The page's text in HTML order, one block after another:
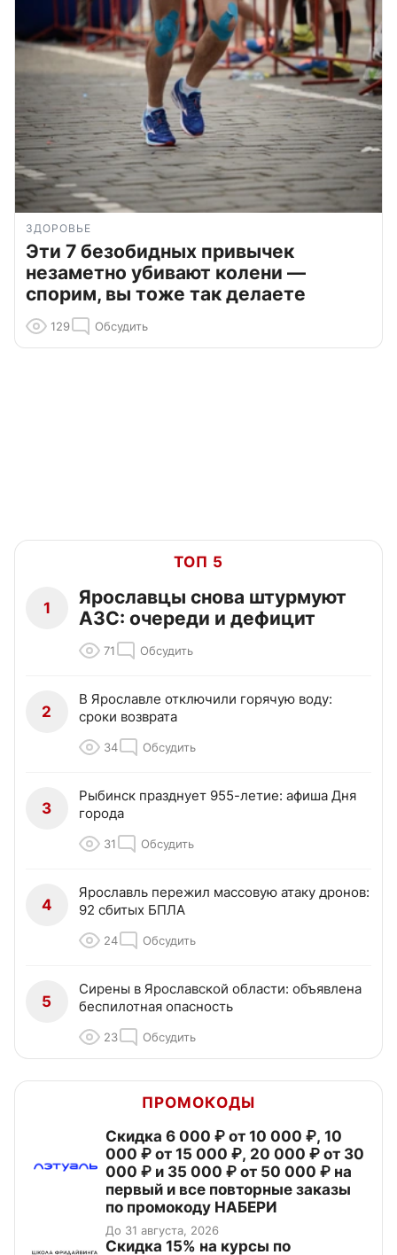
ЗДОРОВЬЕ
Эти 7 безобидных привычек
незаметно убивают колени —
спорим, вы тоже так делаете
129 Обсудить
ТОП 5
1
Ярославцы снова штурмуют
АЗС: очереди и дефицит
71 Обсудить
2
В Ярославле отключили горячую воду:
сроки возврата
34 Обсудить
3
Рыбинск празднует 955-летие: афиша Дня
города
31 Обсудить
4
Ярославль пережил массовую атаку дронов:
92 сбитых БПЛА
24 Обсудить
5
Сирены в Ярославской области: объявлена
беспилотная опасность
23 Обсудить
ПРОМОКОДЫ
Скидка 6 000 ₽ от 10 000 ₽, 10
000 ₽ от 15 000 ₽, 20 000 ₽ от 30
000 ₽ и 35 000 ₽ от 50 000 ₽ на
первый и все повторные заказы
по промокоду НАБЕРИ
До 31 августа, 2026
Скидка 15% на курсы по